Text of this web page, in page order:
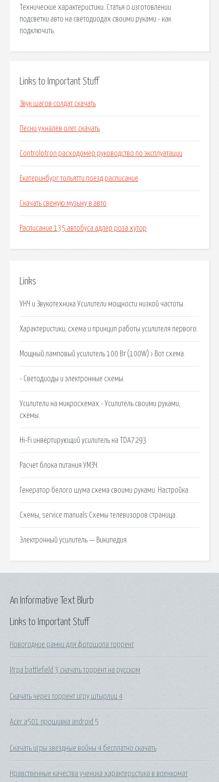
Технические характеристики. Статья о изготовлении
подсветки авто на светодиодах своими руками - как
подключить.
Links to Important Stuff
Звук шагов солдат скачать
Песни ухналев олег скачать
Controlotron расходомер руководство по эксплуатации
Екатеринбург тольятти поезд расписание
Скачать свежую музыку в авто
Расписание 135 автобуса адлер роза хутор
Links
УНЧ и Звукотехника Усилители мощности низкой частоты.
Характеристики, схема и принцип работы усилителя первого.
Мощный ламповый усилитель 100 Вт (100W) › Вот схема.
- Светодиоды и электронные схемы.
Усилители на микросхемах - Усилитель своими руками,
схемы.
Hi-Fi инвертирующий усилитель на TDA7293
Расчет блока питания УМЗЧ.
Генератор белого шума схема своими руками. Настройка.
Схемы, service manuals Схемы телевизоров страница.
Электронный усилитель — Википедия.
Links to Important Stuff
Новогодние рамки для фотошопа торрент
Игра battlefield 3 скачать торрент на русском
Скачать через торрент игру штырлиц 4
Acer a501 прошивка android 5
Скачать игры звездные войны 4 бесплатно скачать
Нравственные качества ученика характеристика в военкомат
An Informative Text Blurb